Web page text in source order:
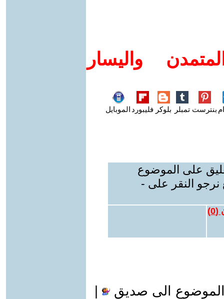
واليسار
بنترست تمبلر بلوكر فليبورد الموبايل
على الموضوع
نرجو النقر على -
(
0
)
الى صديق